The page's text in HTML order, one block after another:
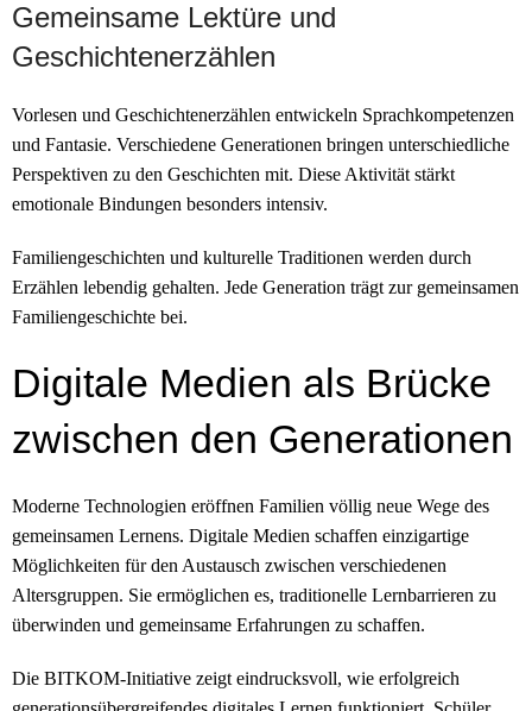
Gemeinsame Lektüre und
Geschichtenerzählen
Vorlesen und Geschichtenerzählen entwickeln Sprachkompetenzen
und Fantasie. Verschiedene Generationen bringen unterschiedliche
Perspektiven zu den Geschichten mit. Diese Aktivität stärkt
emotionale Bindungen besonders intensiv.
Familiengeschichten und kulturelle Traditionen werden durch
Erzählen lebendig gehalten. Jede Generation trägt zur gemeinsamen
Familiengeschichte bei.
Digitale Medien als Brücke
zwischen den Generationen
Moderne Technologien eröffnen Familien völlig neue Wege des
gemeinsamen Lernens. Digitale Medien schaffen einzigartige
Möglichkeiten für den Austausch zwischen verschiedenen
Altersgruppen. Sie ermöglichen es, traditionelle Lernbarrieren zu
überwinden und gemeinsame Erfahrungen zu schaffen.
Die BITKOM-Initiative zeigt eindrucksvoll, wie erfolgreich